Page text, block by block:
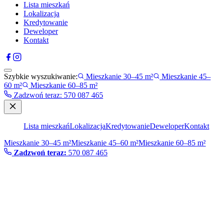
Lista mieszkań
Lokalizacja
Kredytowanie
Deweloper
Kontakt
Szybkie wyszukiwanie: Mieszkanie 30–45 m²
Mieszkanie 45–
60 m²
Mieszkanie 60–85 m²
Zadzwoń teraz: 570 087 465
Lista mieszkańLokalizacjaKredytowanieDeweloperKontakt
Mieszkanie 30–45 m²Mieszkanie 45–60 m²Mieszkanie 60–85 m²
Zadzwoń teraz: 570 087 465